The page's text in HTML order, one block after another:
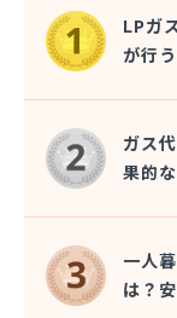
株式会社森プ
株式会社仁井
株式会社杉本
株式会社星野
株式会社石田
株式会社千代
株式会社大久
株式会社大谷
株式会社町田
株式会社町田
株式会社長谷
LPガ
が行
ガス
果的
一人
は？